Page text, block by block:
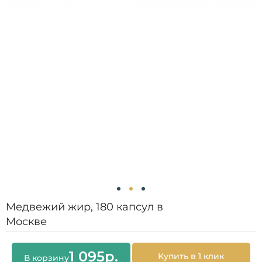
Медвежий жир, 180 капсул в
Москве
В корзину1 095р. Купить в 1 клик